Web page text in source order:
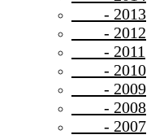
- 2013
- 2012
- 2011
- 2010
- 2009
- 2008
- 2007